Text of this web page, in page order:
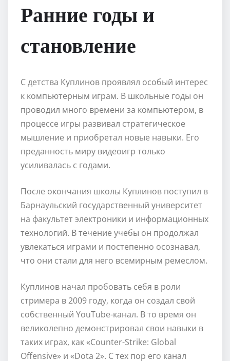
Ранние годы и
становление
С детства Куплинов проявлял особый интерес
к компьютерным играм. В школьные годы он
проводил много времени за компьютером, в
процессе игры развивал стратегическое
мышление и приобретал новые навыки. Его
преданность миру видеоигр только
усиливалась с годами.
После окончания школы Куплинов поступил в
Барнаульский государственный университет
на факультет электроники и информационных
технологий. В течение учебы он продолжал
увлекаться играми и постепенно осознавал,
что они стали для него всемирным ремеслом.
Куплинов начал пробовать себя в роли
стримера в 2009 году, когда он создал свой
собственный YouTube-канал. В то время он
великолепно демонстрировал свои навыки в
таких играх, как «Counter-Strike: Global
Offensive» и «Dota 2». С тех пор его канал